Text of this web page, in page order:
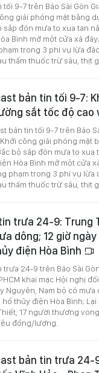
tối 9-7 trên Báo Sài Gòn
giải phóng mặt bằng
sắp đón mưa to xua tan
Bình mở một cửa xả
trong 3 phi vụ lừa
thấm thuốc trừ sâu, thịt
bản tin tối 9-7:
sắt tốc độ cao
bản tin tối 9-7 trên Báo
công giải phóng mặt
bộ sắp đón mưa to xua
Hòa Bình mở một cửa
phạm trong 3 phi vụ lừa
thấm thuốc trừ sâu, thịt
trưa 24-9: Trung
dông; 12 giờ
điện Hòa Bình
trưa 24-9 trên Báo Sài
khai mạc Hội nghị
Nguyên, Nam bộ có
hồ thủy điện Hòa Bình;
17 người thương
đồng/lượng.
bản tin trưa 24-